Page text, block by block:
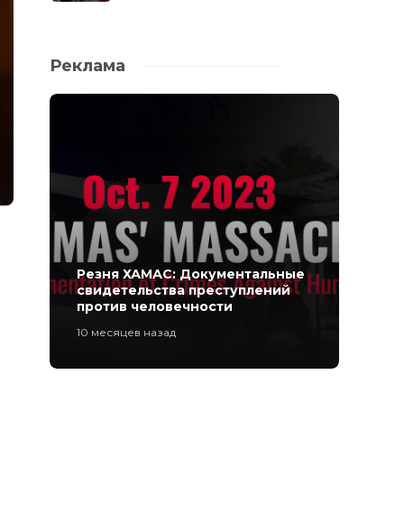
Реклама
Резня ХАМАС: Документальные
свидетельства преступлений
против человечности
10 месяцев назад